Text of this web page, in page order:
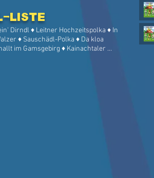
Liste
Dirndl ♦ Leitner Hochzeitspolka ♦ In
♦ Sauschädl-Polka ♦ Da kloa
im Gamsgebirg ♦ Kainachtaler